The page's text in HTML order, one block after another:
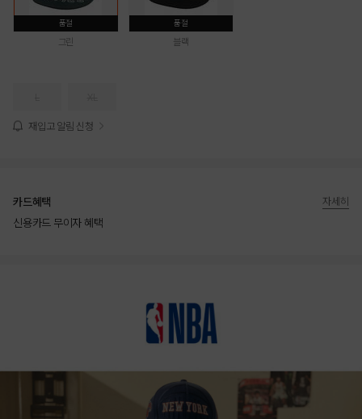
품절
그린
품절
블랙
재입고 알림 신청
카드혜택
신용카드 무이자 혜택
자세히